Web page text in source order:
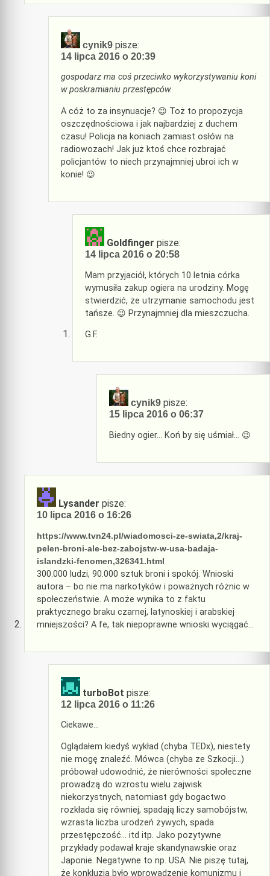
cynik9 pisze:
14 lipca 2016 o 20:39
gospodarz ma coś przeciwko wykorzystywaniu koni
w poskramianiu przestępców.
A cóż to za insynuacje? 😉 Toż to propozycja
oszczędnościowa i jak najbardziej z duchem
czasu! Policja na koniach zamiast osłów na
radiowozach! Jak już ktoś chce rozbrajać
policjantów to niech przynajmniej ubroi ich w
konie! 😉
Goldfinger pisze:
14 lipca 2016 o 20:58
Mam przyjaciół, których 10 letnia córka
wymusiła zakup ogiera na urodziny. Mogę
stwierdzić, że utrzymanie samochodu jest
tańsze. 😉 Przynajmniej dla mieszczucha.
G.F.
cynik9 pisze:
15 lipca 2016 o 06:37
Biedny ogier… Koń by się uśmiał… 😉
Lysander pisze:
10 lipca 2016 o 16:26
https://www.tvn24.pl/wiadomosci-ze-swiata,2/kraj-
pelen-broni-ale-bez-zabojstw-w-usa-badaja-
islandzki-fenomen,326341.html
300.000 ludzi, 90.000 sztuk broni i spokój. Wnioski
autora – bo nie ma narkotyków i poważnych różnic w
społeczeństwie. A może wynika to z faktu
praktycznego braku czarnej, latynoskiej i arabskiej
mniejszości? A fe, tak niepoprawne wnioski wyciągać…
turboBot pisze:
12 lipca 2016 o 11:26
Ciekawe…
Oglądałem kiedyś wykład (chyba TEDx), niestety
nie mogę znaleźć. Mówca (chyba ze Szkocji…)
próbował udowodnić, że nierówności społeczne
prowadzą do wzrostu wielu zajwisk
niekorzystnych, natomiast gdy bogactwo
rozkłada się równiej, spadają liczy samobójstw,
wzrasta liczba urodzeń żywych, spada
przestępczość… itd itp. Jako pozytywne
przykłady podawał kraje skandynawskie oraz
Japonie. Negatywne to np. USA. Nie piszę tutaj,
że konkluzją było wprowadzenie komunizmu i